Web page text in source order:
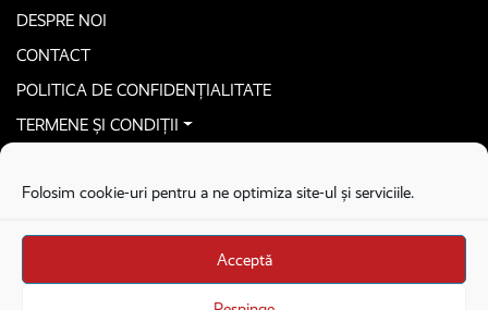
Folosim cookie-uri pentru a ne optimiza site-ul și serviciile.
Acceptă
DESPRE NOI
CONTACT
POLITICA DE CONFIDENȚIALITATE
TERMENE ȘI CONDIȚII
Stega creative
Brandul Recorder e operat de Asociația Recorder Community, sub licența SC